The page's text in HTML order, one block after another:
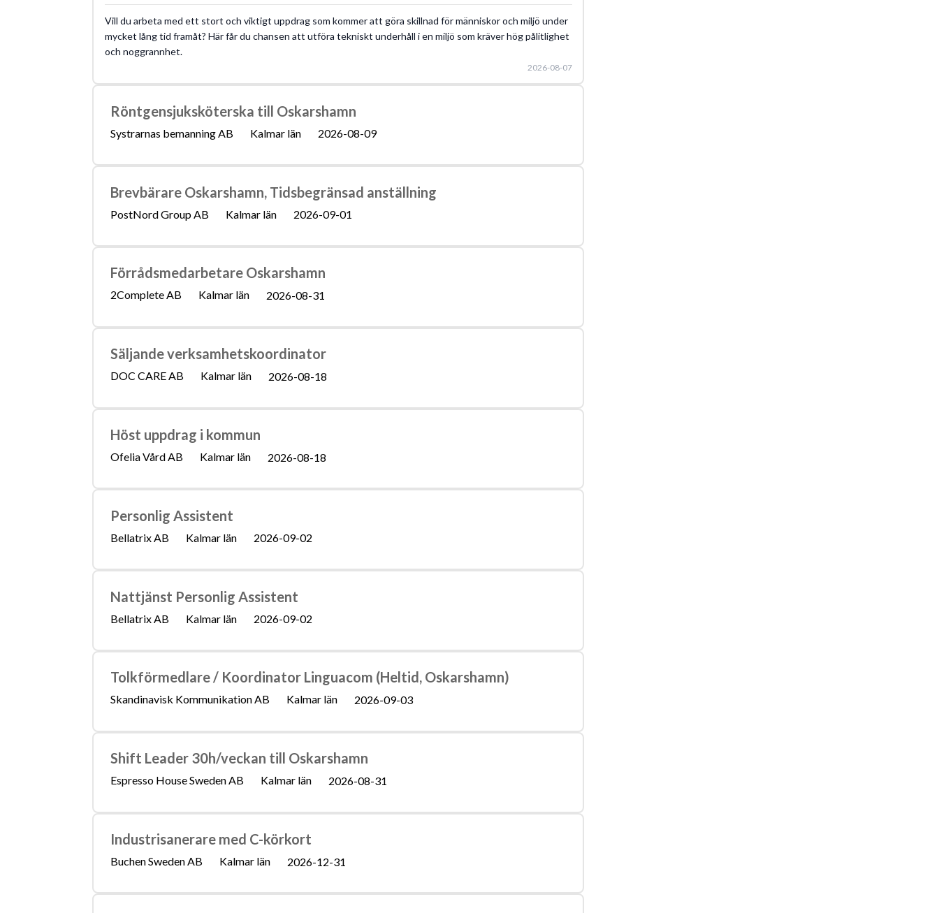
Vill du arbeta med ett stort och viktigt uppdrag som kommer att göra skillnad för människor och miljö under
mycket lång tid framåt? Här får du chansen att utföra tekniskt underhåll i en miljö som kräver hög pålitlighet
och noggrannhet.
2026-08-07
Röntgensjuksköterska till Oskarshamn
Systrarnas bemanning AB Kalmar län 2026-08-09
Brevbärare Oskarshamn, Tidsbegränsad anställning
PostNord Group AB Kalmar län 2026-09-01
Förrådsmedarbetare Oskarshamn
2Complete AB Kalmar län 2026-08-31
Säljande verksamhetskoordinator
DOC CARE AB Kalmar län 2026-08-18
Höst uppdrag i kommun
Ofelia Vård AB Kalmar län 2026-08-18
Personlig Assistent
Bellatrix AB Kalmar län 2026-09-02
Nattjänst Personlig Assistent
Bellatrix AB Kalmar län 2026-09-02
Tolkförmedlare / Koordinator Linguacom (Heltid, Oskarshamn)
Skandinavisk Kommunikation AB Kalmar län 2026-09-03
Shift Leader 30h/veckan till Oskarshamn
Espresso House Sweden AB Kalmar län 2026-08-31
Industrisanerare med C-körkort
Buchen Sweden AB Kalmar län 2026-12-31